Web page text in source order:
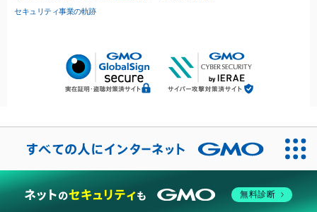
セキュリティ事業の軌跡
無料診断